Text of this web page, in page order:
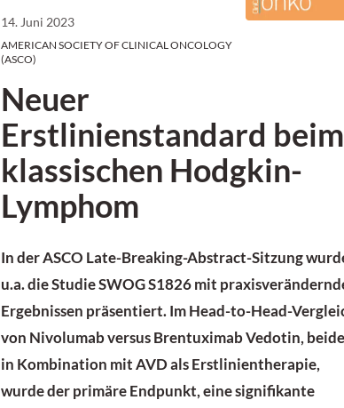
14. Juni 2023
AMERICAN SOCIETY OF CLINICAL ONCOLOGY
(ASCO)
Neuer
Erstlinienstandard beim
klassischen Hodgkin-
Lymphom
In der ASCO Late-Breaking-Abstract-Sitzung
u.a. die Studie SWOG S1826 mit
Ergebnissen präsentiert. Im Head-to-Head-
von Nivolumab versus Brentuximab Vedotin, beide
in Kombination mit AVD als Erstlinientherapie,
wurde der primäre Endpunkt, eine signifikante